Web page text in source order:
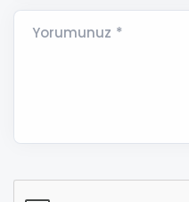
Yorumunuz *